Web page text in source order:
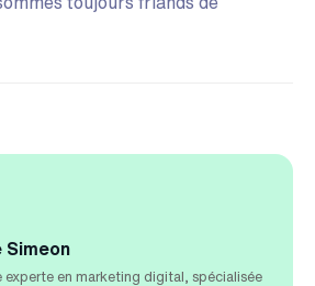
Simeon
experte en marketing digital, spécialisée